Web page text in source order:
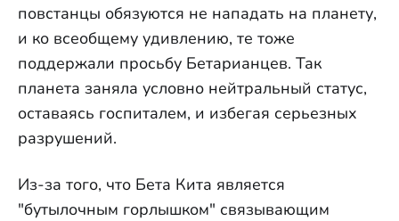
повстанцы обязуются не нападать на планету,
и ко всеобщему удивлению, те тоже
поддержали просьбу Бетарианцев. Так
планета заняла условно нейтральный статус,
оставаясь госпиталем, и избегая серьезных
разрушений.
Из-за того, что Бета Кита является
"бутылочным горлышком" связывающим